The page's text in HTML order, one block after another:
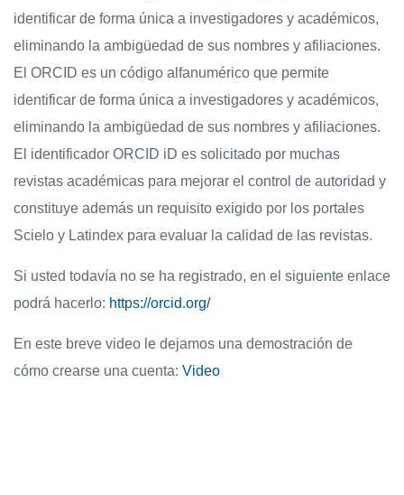
identificar de forma única a investigadores y académicos,
eliminando la ambigüedad de sus nombres y afiliaciones.
El ORCID es un código alfanumérico que permite
identificar de forma única a investigadores y académicos,
eliminando la ambigüedad de sus nombres y afiliaciones.
El identificador ORCID iD es solicitado por muchas
revistas académicas para mejorar el control de autoridad y
constituye además un requisito exigido por los portales
Scielo y Latindex para evaluar la calidad de las revistas.
Si usted todavía no se ha registrado, en el siguiente enlace
podrá hacerlo: https://orcid.org/
En este breve video le dejamos una demostración de
cómo crearse una cuenta: Video